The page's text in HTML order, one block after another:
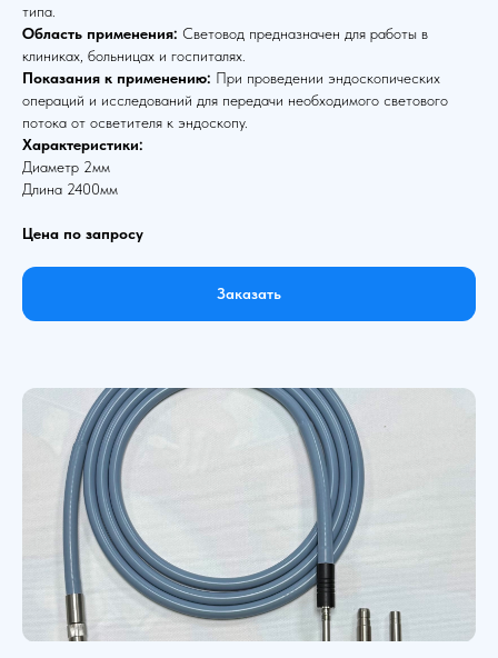
типа.
Область применения: Световод предназначен для работы в
клиниках, больницах и госпиталях.
Показания к применению: При проведении эндоскопических
операций и исследований для передачи необходимого светового
потока от осветителя к эндоскопу.
Характеристики:
Диаметр 2мм
Длина 2400мм
Цена по запросу
Заказать